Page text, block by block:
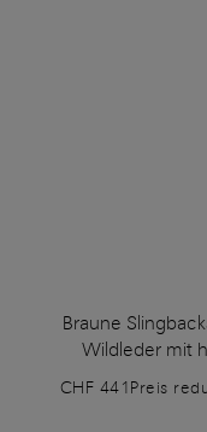
Braune
Wildleder mit
CHF 441Preis